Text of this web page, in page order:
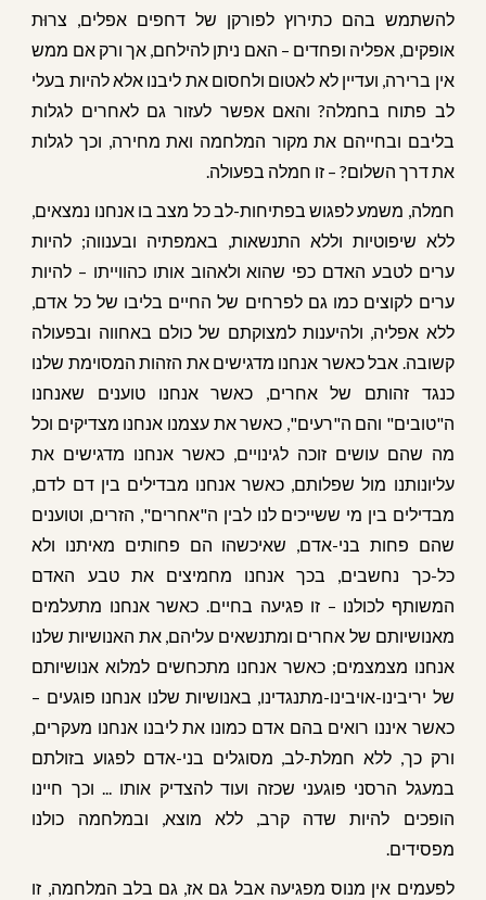
להשתמש בהם כתירוץ לפורקן של דחפים אפלים, צרוּת
אופקים, אפליה ופחדים – האם ניתן להילחם, אך ורק אם ממש
אין ברירה, ועדיין לא לאטום ולחסום את ליבנו אלא להיות בעלי
לב פתוח בחמלה? והאם אפשר לעזור גם לאחרים לגלות
בליבם ובחייהם את מקור המלחמה ואת מחירה, וכך לגלות
את דרך השלום? – זו חמלה בפעולה.
חמלה, משמע לפגוש בפתיחות-לב כל מצב בו אנחנו נמצאים,
ללא שיפוטיות וללא התנשאות, באמפתיה ובענווה; להיות
ערים לטבע האדם כפי שהוא ולאהוב אותו כהווייתו – להיות
ערים לקוצים כמו גם לפרחים של החיים בליבו של כל אדם,
ללא אפליה, ולהיענות למצוקתם של כולם באחווה ובפעולה
קשובה. אבל כאשר אנחנו מדגישים את הזהות המסוימת שלנו
כנגד זהותם של אחרים, כאשר אנחנו טוענים שאנחנו
ה"טובים" והם ה"רעים", כאשר את עצמנו אנחנו מצדיקים וכל
מה שהם עושים זוכה לגינויים, כאשר אנחנו מדגישים את
עליונותנו מול שפלותם, כאשר אנחנו מבדילים בין דם לדם,
מבדילים בין מי ששייכים לנו לבין ה"אחרים", הזרים, וטוענים
שהם פחות בני-אדם, שאיכשהו הם פחותים מאיתנו ולא
כל-כך נחשבים, בכך אנחנו מחמיצים את טבע האדם
המשותף לכולנו – זו פגיעה בחיים. כאשר אנחנו מתעלמים
מאנושיותם של אחרים ומתנשאים עליהם, את האנושיות שלנו
אנחנו מצמצמים; כאשר אנחנו מתכחשים למלוא אנושיותם
של יריבינו-אויבינו-מתנגדינו, באנושיות שלנו אנחנו פוגעים –
כאשר איננו רואים בהם אדם כמונו את ליבנו אנחנו מעקרים,
ורק כך, ללא חמלת-לב, מסוגלים בני-אדם לפגוע בזולתם
במעגל הרסני פוגעני שכזה ועוד להצדיק אותו ... וכך חיינו
הופכים להיות שדה קרב, ללא מוצא, ובמלחמה כולנו
מפסידים.
לפעמים אין מנוס מפגיעה אבל גם אז, גם בלב המלחמה, זו